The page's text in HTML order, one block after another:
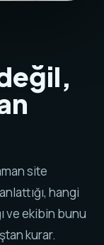
site
hangi
ve ekibin bunu
kurar.